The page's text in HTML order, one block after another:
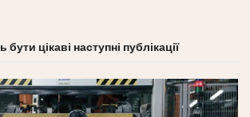
цікаві наступні публікації